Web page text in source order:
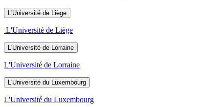
L'Université de Liège
L'Université de Liège
L'Université de Lorraine
L'Université de Lorraine
L'Université du Luxembourg
L'Université du Luxembourg